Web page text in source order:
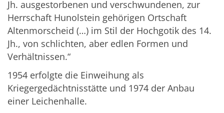
Jh. ausgestorbenen und verschwundenen, zur
Herrschaft Hunolstein gehörigen Ortschaft
Altenmorscheid (…) im Stil der Hochgotik des 14.
Jh., von schlichten, aber edlen Formen und
Verhältnissen.“
1954 erfolgte die Einweihung als
Kriegergedächtnisstätte und 1974 der Anbau
einer Leichenhalle.